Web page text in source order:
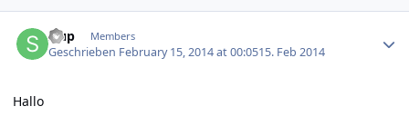
slup Members
Geschrieben February 15, 2014 at 00:0515. Feb 2014
Hallo